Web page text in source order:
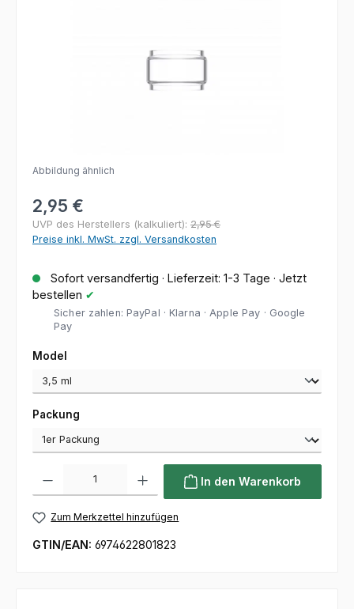
Abbildung ähnlich
Regulärer Preis:
2,95 €
UVP des Herstellers (kalkuliert): 2,95 €
Preise inkl. MwSt. zzgl. Versandkosten
Sofort versandfertig · Lieferzeit: 1-3 Tage · Jetzt
bestellen ✔
Sicher zahlen: PayPal · Klarna · Apple Pay · Google
Pay
Model
Packung
In den Warenkorb
Zum Merkzettel hinzufügen
GTIN/EAN: 6974622801823